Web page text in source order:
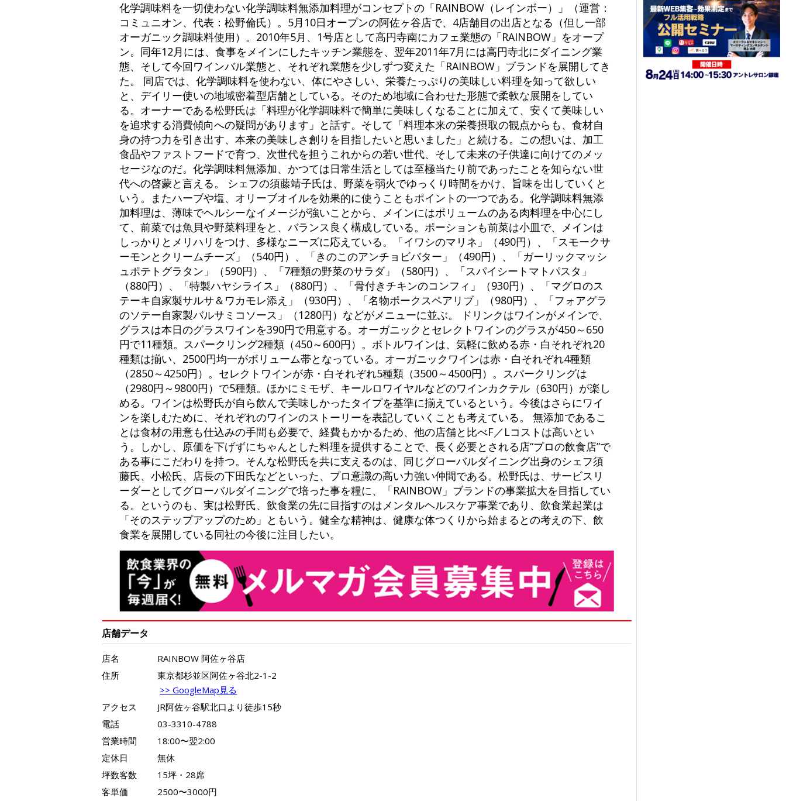
化学調味料を一切使わない化学調味料無添加料理がコンセプトの「RAINBOW（レインボー）」（運営：
コミュニオン、代表：松野倫氏）。5月10日オープンの阿佐ヶ谷店で、4店舗目の出店となる（但し一部
オーガニック調味料使用）。2010年5月、1号店として高円寺南にカフェ業態の「RAINBOW」をオープ
ン。同年12月には、食事をメインにしたキッチン業態を、翌年2011年7月には高円寺北にダイニング業
態、そして今回ワインバル業態と、それぞれ業態を少しずつ変えた「RAINBOW」ブランドを展開してき
た。 同店では、化学調味料を使わない、体にやさしい、栄養たっぷりの美味しい料理を知って欲しい
と、デイリー使いの地域密着型店舗としている。そのため地域に合わせた形態で柔軟な展開をしてい
る。オーナーである松野氏は「料理が化学調味料で簡単に美味しくなることに加えて、安くて美味しい
を追求する消費傾向への疑問があります」と話す。そして「料理本来の栄養摂取の観点からも、食材自
身の持つ力を引き出す、本来の美味しさ創りを目指したいと思いました」と続ける。この想いは、加工
食品やファストフードで育つ、次世代を担うこれからの若い世代、そして未来の子供達に向けてのメッ
セージなのだ。化学調味料無添加、かつては日常生活としては至極当たり前であったことを知らない世
代への啓蒙と言える。 シェフの須藤靖子氏は、野菜を弱火でゆっくり時間をかけ、旨味を出していくと
いう。またハーブや塩、オリーブオイルを効果的に使うこともポイントの一つである。化学調味料無添
加料理は、薄味でヘルシーなイメージが強いことから、メインにはボリュームのある肉料理を中心にし
て、前菜では魚貝や野菜料理をと、バランス良く構成している。ポーションも前菜は小皿で、メインは
しっかりとメリハリをつけ、多様なニーズに応えている。「イワシのマリネ」（490円）、「スモークサ
ーモンとクリームチーズ」（540円）、「きのこのアンチョビバター」（490円）、「ガーリックマッシ
ュポテトグラタン」（590円）、「7種類の野菜のサラダ」（580円）、「スパイシートマトパスタ」
（880円）、「特製ハヤシライス」（880円）、「骨付きチキンのコンフィ」（930円）、「マグロのス
テーキ自家製サルサ＆ワカモレ添え」（930円）、「名物ポークスペアリブ」（980円）、「フォアグラ
のソテー自家製バルサミコソース」（1280円）などがメニューに並ぶ。 ドリンクはワインがメインで、
グラスは本日のグラスワインを390円で用意する。オーガニックとセレクトワインのグラスが450～650
円で11種類。スパークリング2種類（450～600円）。ボトルワインは、気軽に飲める赤・白それぞれ20
種類は揃い、2500円均一がボリューム帯となっている。オーガニックワインは赤・白それぞれ4種類
（2850～4250円）。セレクトワインが赤・白それぞれ5種類（3500～4500円）。スパークリングは
（2980円～9800円）で5種類。ほかにミモザ、キールロワイヤルなどのワインカクテル（630円）が楽し
める。ワインは松野氏が自ら飲んで美味しかったタイプを基準に揃えているという。今後はさらにワイ
ンを楽しむために、それぞれのワインのストーリーを表記していくことも考えている。 無添加であるこ
とは食材の用意も仕込みの手間も必要で、経費もかかるため、他の店舗と比べF／Lコストは高いとい
う。しかし、原価を下げずにちゃんとした料理を提供することで、長く必要とされる店“プロの飲食店”で
ある事にこだわりを持つ。そんな松野氏を共に支えるのは、同じグローバルダイニング出身のシェフ須
藤氏、小松氏、店長の下田氏などといった、プロ意識の高い力強い仲間である。松野氏は、サービスリ
ーダーとしてグローバルダイニングで培った事を糧に、「RAINBOW」ブランドの事業拡大を目指してい
る。というのも、実は松野氏、飲食業の先に目指すのはメンタルヘルスケア事業であり、飲食業起業は
「そのステップアップのため」ともいう。健全な精神は、健康な体つくりから始まるとの考えの下、飲
食業を展開している同社の今後に注目したい。
店舗データ
店名
RAINBOW 阿佐ヶ谷店
住所
東京都杉並区阿佐ヶ谷北2-1-2
>> GoogleMap見る
アクセス
JR阿佐ヶ谷駅北口より徒歩15秒
電話
03-3310-4788
営業時間
18:00〜翌2:00
定休日
無休
坪数客数
15坪・28席
客単価
2500〜3000円